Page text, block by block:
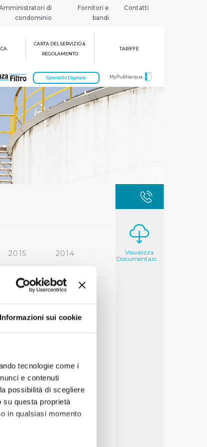
Informazioni sui cookie
tecnologie come i
e contenuti
possibilità di scegliere
su questa proprietà
in qualsiasi momento
di
condominio
Fornitori e
bandi
Contatti
CARTA DEL SERVIZIO &
REGOLAMENTO
TARIFFE
MyPubliacqua
Sportello Digitale
2015
2014
Visualizza
Documentazione